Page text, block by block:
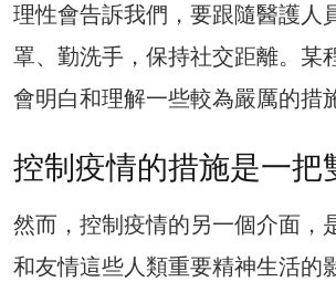
理性會告訴我們，要跟隨醫護人
罩、勤洗手，保持社交距離。某
會明白和理解一些較為嚴厲的措
控制疫情的措施是一把
然而，控制疫情的另一個介面，
和友情這些人類重要精神生活的